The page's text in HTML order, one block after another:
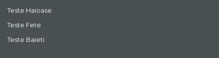
Teste Haioase
Teste Fete
Teste Baieti